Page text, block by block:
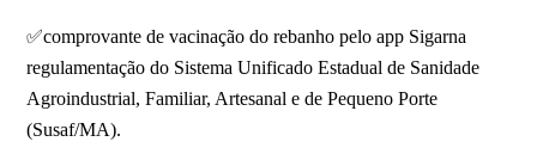
✅comprovante de vacinação do rebanho pelo app Sigarna
regulamentação do Sistema Unificado Estadual de Sanidade
Agroindustrial, Familiar, Artesanal e de Pequeno Porte
(Susaf/MA).